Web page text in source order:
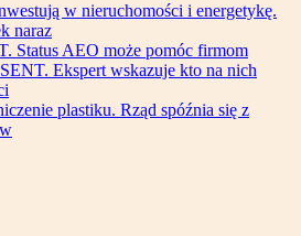
w nieruchomości i energetykę.
naraz
Status AEO może pomóc firmom
Ekspert wskazuje kto na nich
plastiku. Rząd spóźnia się z